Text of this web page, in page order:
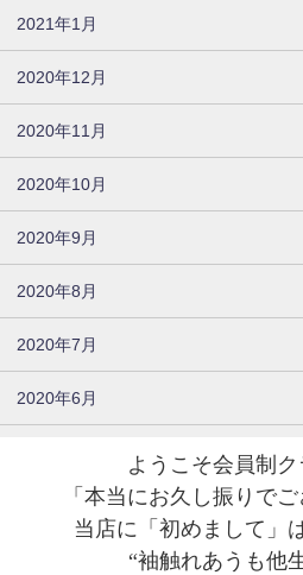
2021年1月
2020年12月
2020年11月
2020年10月
2020年9月
2020年8月
2020年7月
2020年6月
ようこそ会員制
「本当にお久し振りで
当店に「初めまして」
“袖触れあうも他